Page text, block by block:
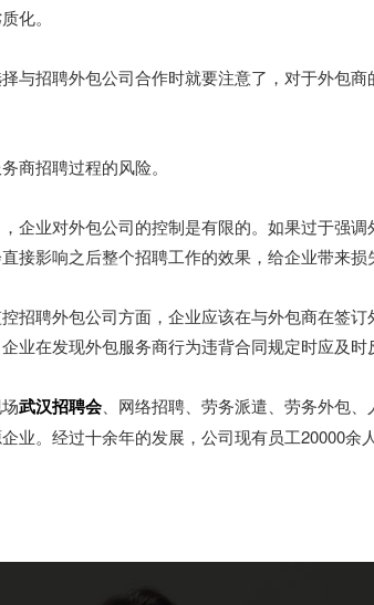
化。
与招聘外包公司合作时就要注意了，对于外包
商招聘过程的风险。
企业对外包公司的控制是有限的。如果过于强
接影响之后整个招聘工作的效果，给企业带来损
招聘外包公司方面，企业应该在与外包商在签
业在发现外包服务商行为违背合同规定时应及
武汉招聘会、网络招聘、劳务派遣、劳务外包
业。经过十余年的发展，公司现有员工20000余